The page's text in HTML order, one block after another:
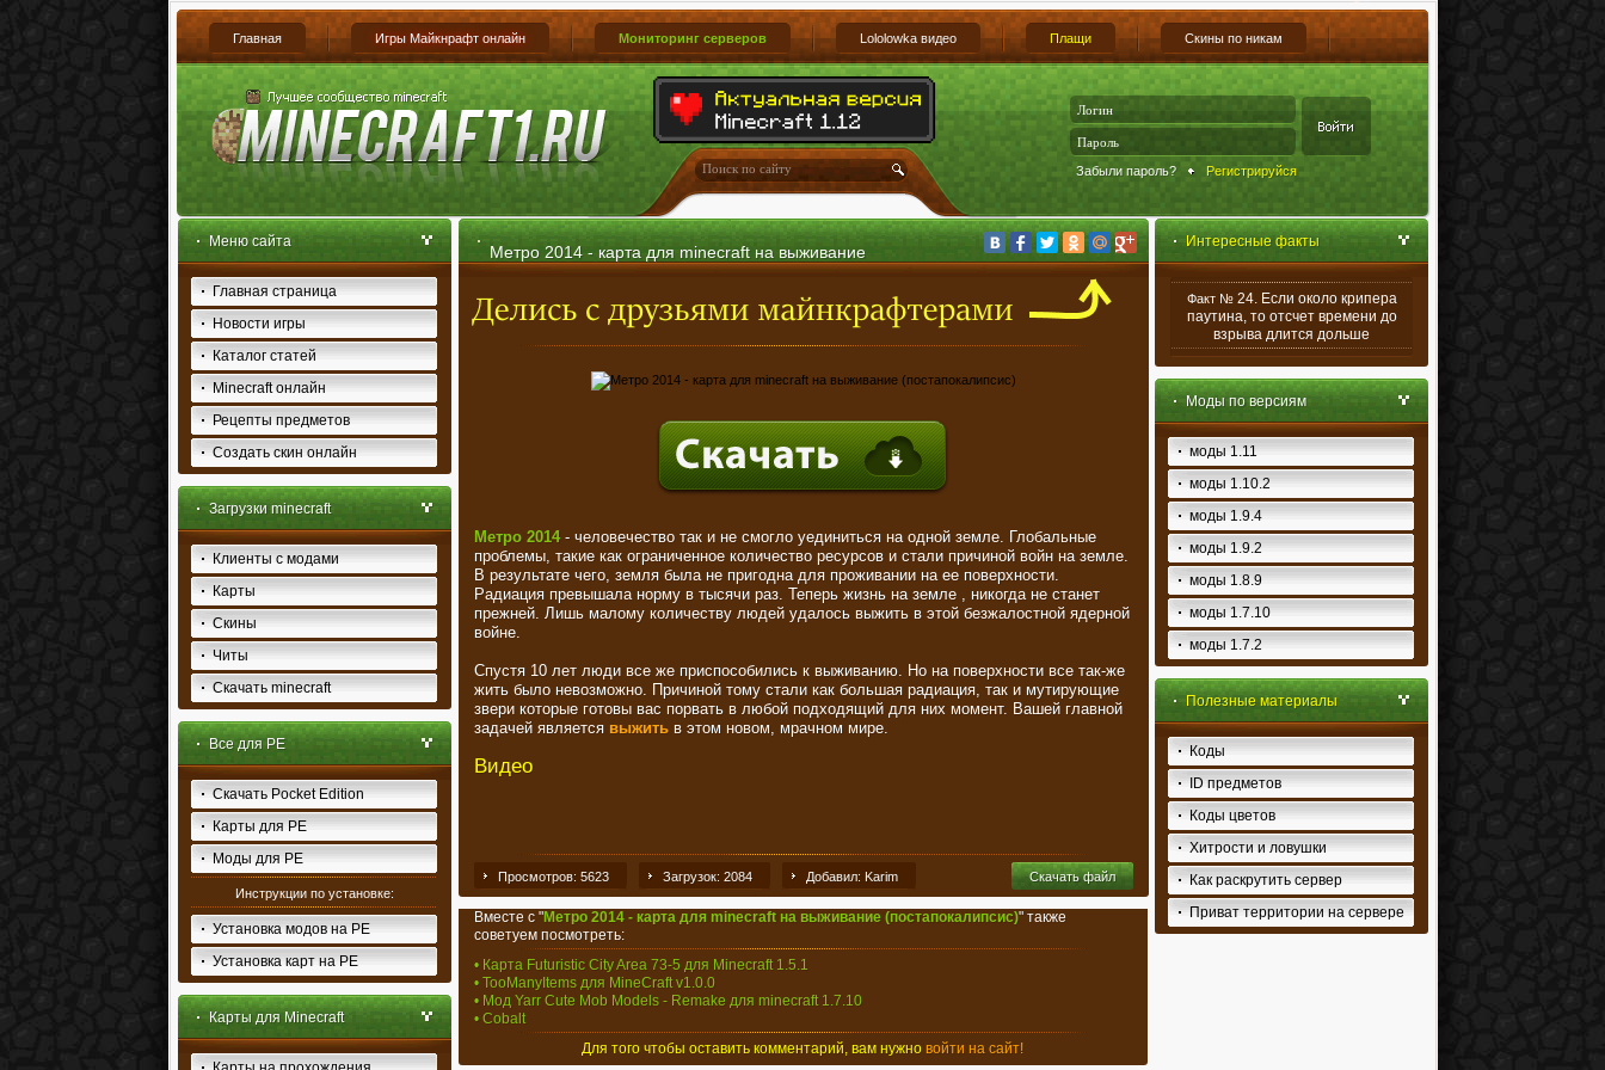
Главная Игры Майкнрафт онлайн Мониторинг серверов Lololowka видео Плащи Скины по никам
Забыли пароль? Регистрируйся
Меню сайта
Главная страница
Новости игры
Каталог статей
Minecraft онлайн
Рецепты предметов
Создать скин онлайн
Загрузки minecraft
Клиенты с модами
Карты
Скины
Читы
Скачать minecraft
Все для PE
Скачать Pocket Edition
Карты для PE
Моды для PE
Инструкции по установке:
Установка модов на PE
Установка карт на PE
Карты для Minecraft
Интересные факты
Факт № 24. Если около крипера
паутина, то отсчет времени до
взрыва длится дольше
Моды по версиям
моды 1.11
моды 1.10.2
моды 1.9.4
моды 1.9.2
моды 1.8.9
моды 1.7.10
моды 1.7.2
Полезные материалы
Коды
ID предметов
Коды цветов
Хитрости и ловушки
Как раскрутить сервер
Приват территории на сервере
Метро 2014 - карта для minecraft на выживание
(постапокалипсис)
Метро 2014- человечество так и не смогло уединиться на одной земле. Глобальные
проблемы, такие как ограниченное количество ресурсов и стали причиной войн на земле.
В результате чего, земля была не пригодна для проживании на ее поверхности.
Радиация превышала норму в тысячи раз. Теперь жизнь на земле , никогда не станет
прежней. Лишь малому количеству людей удалось выжить в этой безжалостной ядерной
войне.
Спустя 10 лет люди все же приспособились к выживанию. Но на поверхности все так-же
жить было невозможно. Причиной тому стали как большая радиация, так и мутирующие
звери которые готовы вас порвать в любой подходящий для них момент. Вашей главной
задачей является выжитьв этом новом, мрачном мире.
Видео
Просмотров: 5623 Загрузок: 2084 Добавил: Karim Скачать файл
Вместе с "Метро 2014 - карта для minecraft на выживание (постапокалипсис)" также
советуем посмотреть:
• Карта Futuristic City Area 73-5 для Minecraft 1.5.1
• TooManyItems для MineCraft v1.0.0
• Мод Yarr Cute Mob Models - Remake для minecraft 1.7.10
• Cobalt
Для того чтобы оставить комментарий, вам нужно войти на сайт!